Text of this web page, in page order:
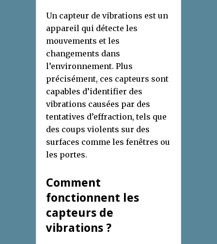
Un capteur de vibrations est un
appareil qui détecte les
mouvements et les
changements dans
l’environnement. Plus
précisément, ces capteurs sont
capables d’identifier des
vibrations causées par des
tentatives d’effraction, tels que
des coups violents sur des
surfaces comme les fenêtres ou
les portes.
Comment
fonctionnent les
capteurs de
vibrations ?